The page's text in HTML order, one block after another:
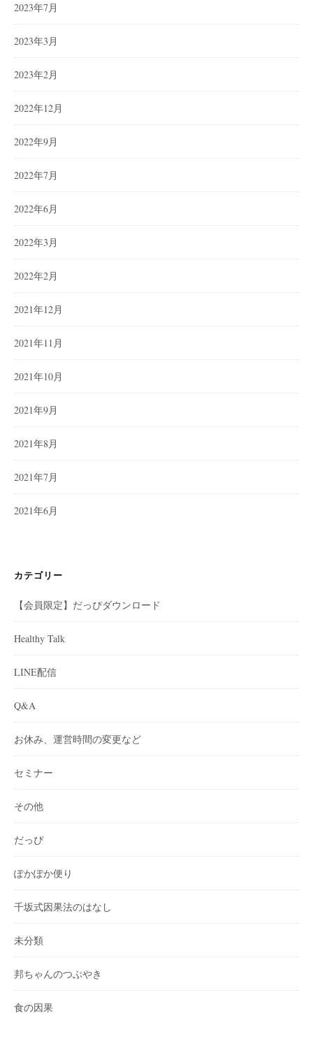
2023年7月
2023年3月
2023年2月
2022年12月
2022年9月
2022年7月
2022年6月
2022年3月
2022年2月
2021年12月
2021年11月
2021年10月
2021年9月
2021年8月
2021年7月
2021年6月
カテゴリー
【会員限定】だっぴダウンロード
Healthy Talk
LINE配信
Q&A
お休み、運営時間の変更など
セミナー
その他
だっぴ
ぽかぽか便り
千坂式因果法のはなし
未分類
邦ちゃんのつぶやき
食の因果